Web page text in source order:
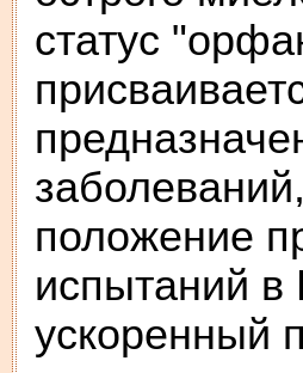
статус
положение
испытаний в
ускоренный